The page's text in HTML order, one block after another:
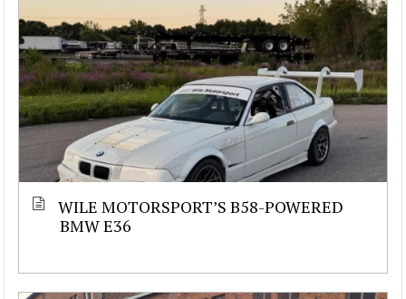
WILE MOTORSPORT’S B58-POWERED
BMW E36